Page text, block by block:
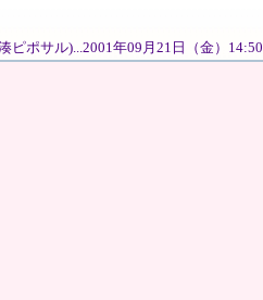
ピポサル)...2001年09月21日（金）14:50